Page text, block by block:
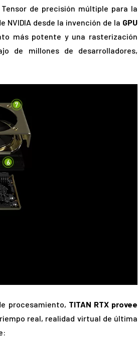
de precisión múltiple para la
NVIDIA desde la invención de la GPU
más potente y una rasterización
de millones de desarrolladores,
procesamiento, TITAN RTX provee
real, realidad virtual de última